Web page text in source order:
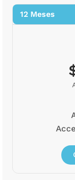
12 Meses